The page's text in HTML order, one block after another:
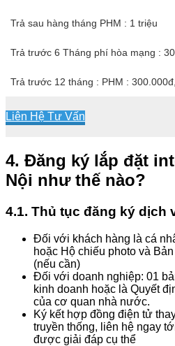
Trả sau hàng tháng PHM : 1 triệu
Trả trước 6 Tháng phí hòa mạng :
Trả trước 12 tháng : PHM :
Liên Hệ Tư Vấn
4. Đăng ký lắp đặt
Nội như thế nào?
4.1. Thủ tục đăng ký dịch
Đối với khách hàng là cá
hoặc Hộ chiếu photo và
(nếu cần)
Đối với doanh nghiệp: 01
kinh doanh hoặc là Quyết
của cơ quan nhà nước.
Ký kết hợp đồng điện tử
truyền thống, liên hệ ngay
được giải đáp cụ thể